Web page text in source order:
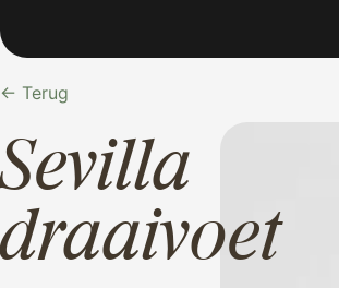
← Terug
Sevilla
draaivoet